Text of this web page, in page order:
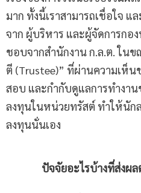
มาก ทั้งนี้เราสามารถเชื่อใจ แ
จาก ผู้บริหาร และผู้จัดการกอ
ชอบจากสำนักงาน ก.ล.ต. ในข
ตี (Trustee)” ที่ผ่านความเห็น
สอบ และกำกับดูแลการทำงา
ลงทุนในหน่วยทรัสต์ ทำให้นัก
ลงทุนนั่นเอง
ปัจจัยอะไรบ้างที่ส่งผ